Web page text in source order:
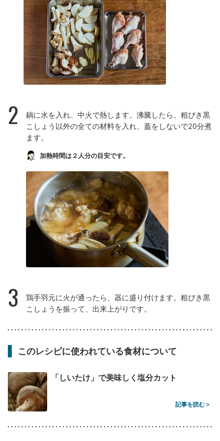
2
鍋に水を入れ、中火で熱します。沸騰したら、粗びき黒
こしょう以外の全ての材料を入れ、蓋をしないで20分煮
ます。
加熱時間は２人分の目安です。
3
鶏手羽元に火が通ったら、器に盛り付けます。粗びき黒
こしょうを振って、出来上がりです。
このレシピに使われている食材について
「しいたけ」で美味しく塩分カット
記事を読む >